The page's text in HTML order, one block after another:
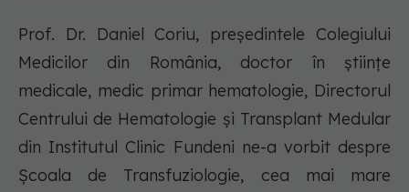
Prof. Dr. Daniel Coriu, preşedintele Colegiului
Medicilor din România, doctor în științe
medicale, medic primar hematologie, Directorul
Centrului de Hematologie și Transplant Medular
din Institutul Clinic Fundeni ne-a vorbit despre
Școala de Transfuziologie, cea mai mare